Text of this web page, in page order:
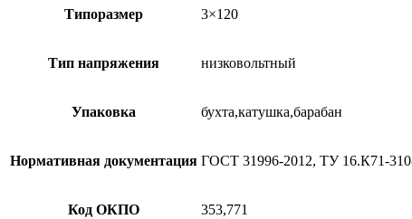
Типоразмер 3×120
Тип напряжения низковольтный
Упаковка бухта,катушка,барабан
Нормативная документация ГОСТ 31996-2012, ТУ 16.К71-
Код ОКПО 353,771